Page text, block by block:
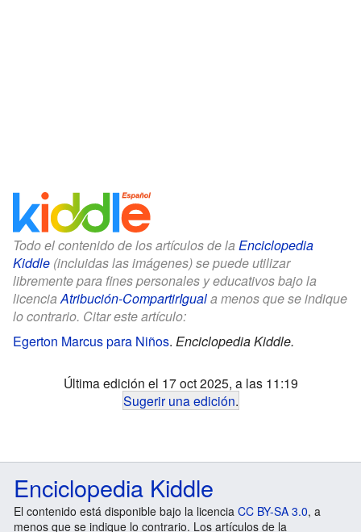
Todo el contenido de los artículos de la Enciclopedia
Kiddle (incluidas las imágenes) se puede utilizar
libremente para fines personales y educativos bajo la
licenciaAtribución-CompartirIguala menos que se indique
lo contrario. Citar este artículo:
Egerton Marcus para Niños. Enciclopedia Kiddle.
Última edición el 17 oct 2025, a las 11:19
Sugerir una edición.
Enciclopedia Kiddle
El contenido está disponible bajo la licencia CC BY-SA 3.0, a
menos que se indique lo contrario. Los artículos de la